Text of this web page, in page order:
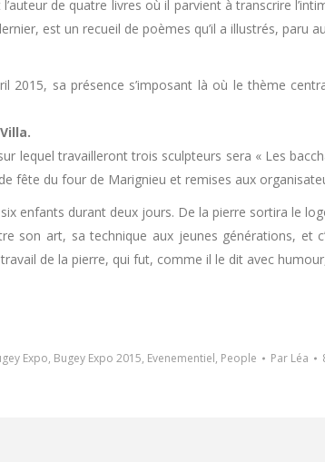
de quatre livres où il parvient à transcrire
est un recueil de poèmes qu’il a illustrés, paru
2015, sa présence s’imposant là où le thème
lequel travailleront trois sculpteurs sera « Les
fête du four de Marignieu et remises aux
enfants durant deux jours. De la pierre sortira le
art, sa technique aux jeunes générations, et
de la pierre, qui fut, comme il le dit avec
Expo, Bugey Expo 2015, Evenementiel, People Par Léa